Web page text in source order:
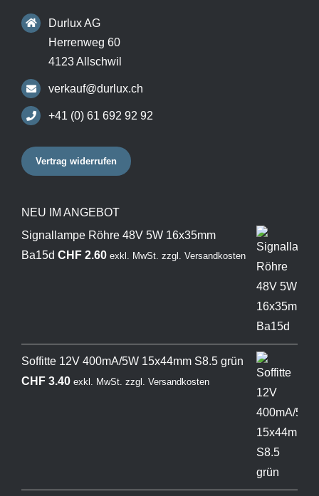
Durlux AG
Herrenweg 60
4123 Allschwil
verkauf@durlux.ch
+41 (0) 61 692 92 92
Vertrag widerrufen
NEU IM ANGEBOT
Signallampe Röhre 48V 5W 16x35mm
Ba15d CHF2.60 exkl. MwSt. zzgl. Versandkosten
Soffitte 12V 400mA/5W 15x44mm S8.5 grün
CHF3.40 exkl. MwSt. zzgl. Versandkosten